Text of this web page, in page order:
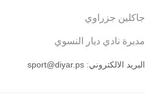
جاكلين جزراوي
مديرة نادي ديار النسوي
البريد الالكتروني:sport@diyar.ps